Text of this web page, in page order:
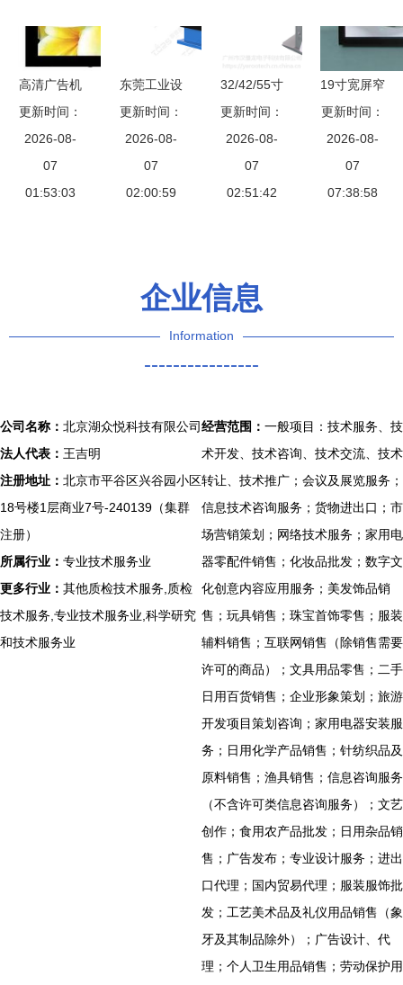
高清广告机
与网络分屏
技术 打造
智能广告新
生态
更新时间：
2026-08-
07
01:53:03
东莞工业设
备设计公司
多场景户外
广告机设计
案例解析
更新时间：
2026-08-
07
02:00:59
32/42/55寸
落地卧式触
摸一体机
户外广告与
信息查询的
更新时间：
2026-08-
07
02:51:42
19寸宽屏窄
边框广告机
现代信息传
播的智能之
选
更新时间：
2026-08-
07
07:38:58
企业信息
Information
----------------
公司名称： 北京湖众悦科技有限公司
法人代表： 王吉明
注册地址： 北京市平谷区兴谷园小区
18号楼1层商业7号-240139（集群
注册）
所属行业： 专业技术服务业
更多行业： 其他质检技术服务,质检
技术服务,专业技术服务业,科学研究
和技术服务业
经营范围： 一般项目：技术服务、技
术开发、技术咨询、技术交流、技术
转让、技术推广；会议及展览服务；
信息技术咨询服务；货物进出口；市
场营销策划；网络技术服务；家用电
器零配件销售；化妆品批发；数字文
化创意内容应用服务；美发饰品销
售；玩具销售；珠宝首饰零售；服装
辅料销售；互联网销售（除销售需要
许可的商品）；文具用品零售；二手
日用百货销售；企业形象策划；旅游
开发项目策划咨询；家用电器安装服
务；日用化学产品销售；针纺织品及
原料销售；渔具销售；信息咨询服务
（不含许可类信息咨询服务）；文艺
创作；食用农产品批发；日用杂品销
售；广告发布；专业设计服务；进出
口代理；国内贸易代理；服装服饰批
发；工艺美术品及礼仪用品销售（象
牙及其制品除外）；广告设计、代
理；个人卫生用品销售；劳动保护用